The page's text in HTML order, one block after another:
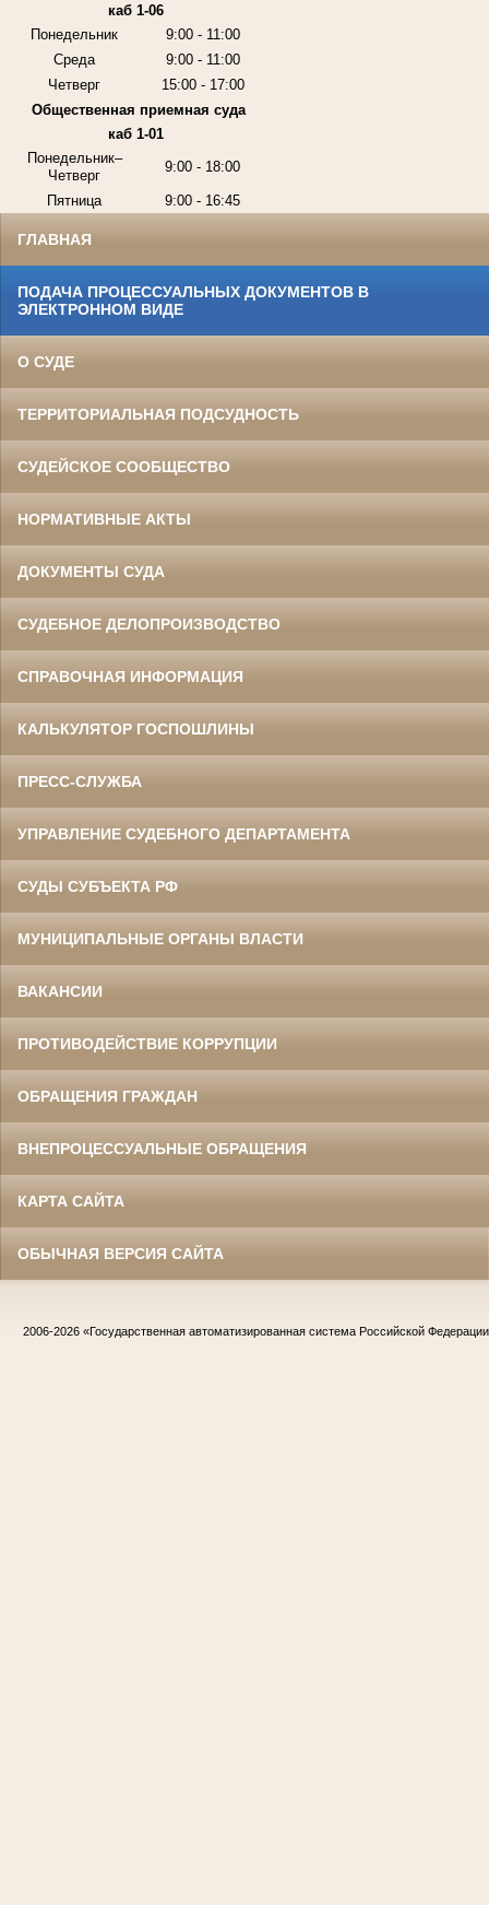
каб 1-06
Понедельник
9:00 - 11:00
Среда
9:00 - 11:00
Четверг
15:00 - 17:00
Общественная приемная суда
каб 1-01
Понедельник–
Четверг
9:00 - 18:00
Пятница 9:00 - 16:45
ГЛАВНАЯ
ПОДАЧА ПРОЦЕССУАЛЬНЫХ ДОКУМЕНТОВ В
ЭЛЕКТРОННОМ ВИДЕ
О СУДЕ
ТЕРРИТОРИАЛЬНАЯ ПОДСУДНОСТЬ
СУДЕЙСКОЕ СООБЩЕСТВО
НОРМАТИВНЫЕ АКТЫ
ДОКУМЕНТЫ СУДА
СУДЕБНОЕ ДЕЛОПРОИЗВОДСТВО
СПРАВОЧНАЯ ИНФОРМАЦИЯ
КАЛЬКУЛЯТОР ГОСПОШЛИНЫ
ПРЕСС-СЛУЖБА
УПРАВЛЕНИЕ СУДЕБНОГО ДЕПАРТАМЕНТА
СУДЫ СУБЪЕКТА РФ
МУНИЦИПАЛЬНЫЕ ОРГАНЫ ВЛАСТИ
ВАКАНСИИ
ПРОТИВОДЕЙСТВИЕ КОРРУПЦИИ
ОБРАЩЕНИЯ ГРАЖДАН
ВНЕПРОЦЕССУАЛЬНЫЕ ОБРАЩЕНИЯ
КАРТА САЙТА
ОБЫЧНАЯ ВЕРСИЯ САЙТА
2006-2026 «Государственная автоматизированная система Российской